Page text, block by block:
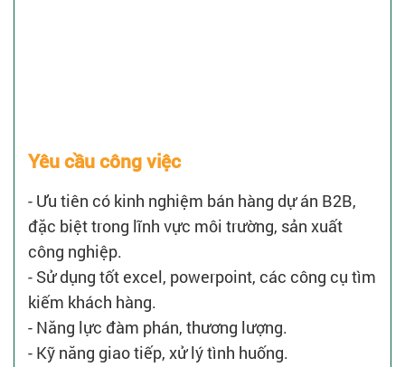
Yêu cầu công việc
- Ưu tiên có kinh nghiệm bán hàng dự án B2B,
đặc biệt trong lĩnh vực môi trường, sản xuất
công nghiệp.
- Sử dụng tốt excel, powerpoint, các công cụ tìm
kiếm khách hàng.
- Năng lực đàm phán, thương lượng.
- Kỹ năng giao tiếp, xử lý tình huống.